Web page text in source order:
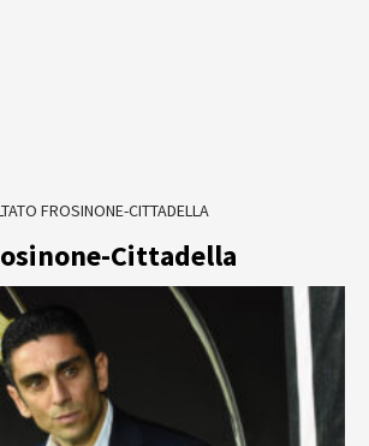
FROSINONE-CITTADELLA
Cittadella